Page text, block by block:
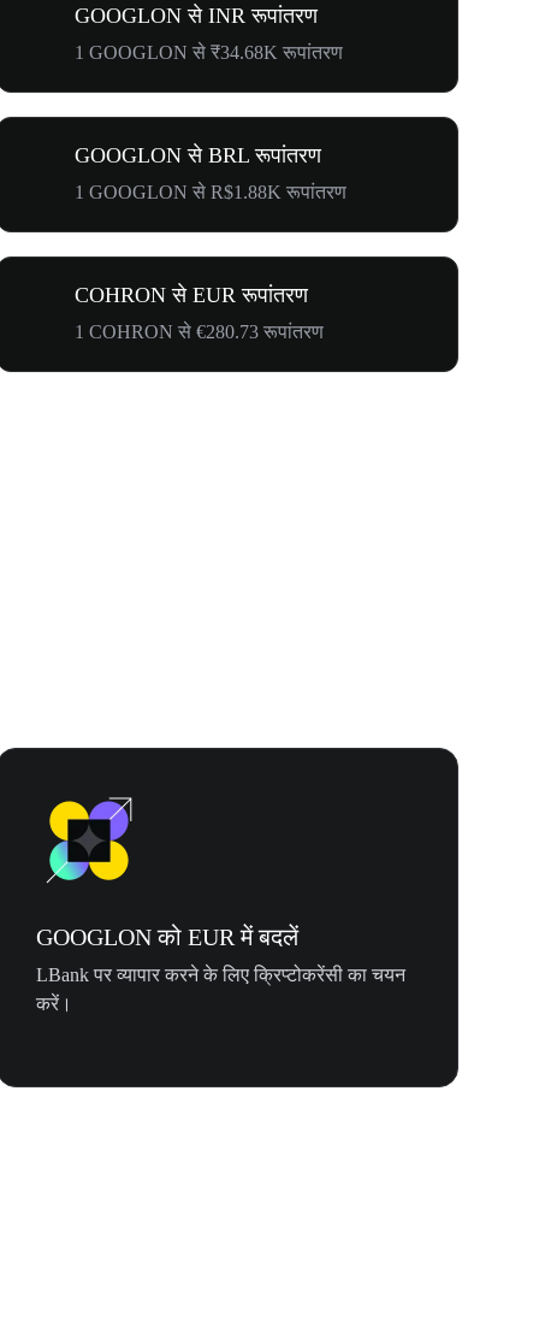
GOOGLON से INR रूपांतरण
1 GOOGLON से ₹34.68K रूपांतरण
GOOGLON से BRL रूपांतरण
1 GOOGLON से R$1.88K रूपांतरण
COHRON से EUR रूपांतरण
1 COHRON से €280.73 रूपांतरण
GOOGLON को EUR में बदलें
LBank पर व्यापार करने के लिए क्रिप्टोकरेंसी का चयन
करें।